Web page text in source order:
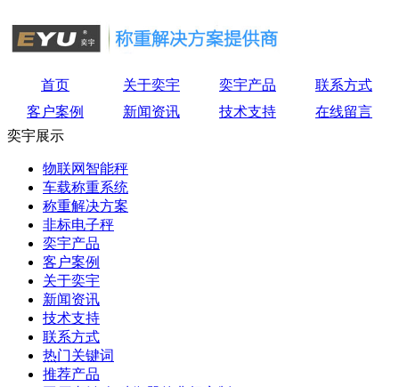
首页 关于奕宇 奕宇产品
联系方式
客户案例
新闻资讯 技术支持
在线留言
奕宇展示
物联网智能秤
车载称重系统
称重解决方案
非标电子秤
奕宇产品
客户案例
关于奕宇
新闻资讯
技术支持
联系方式
热门关键词
推荐产品